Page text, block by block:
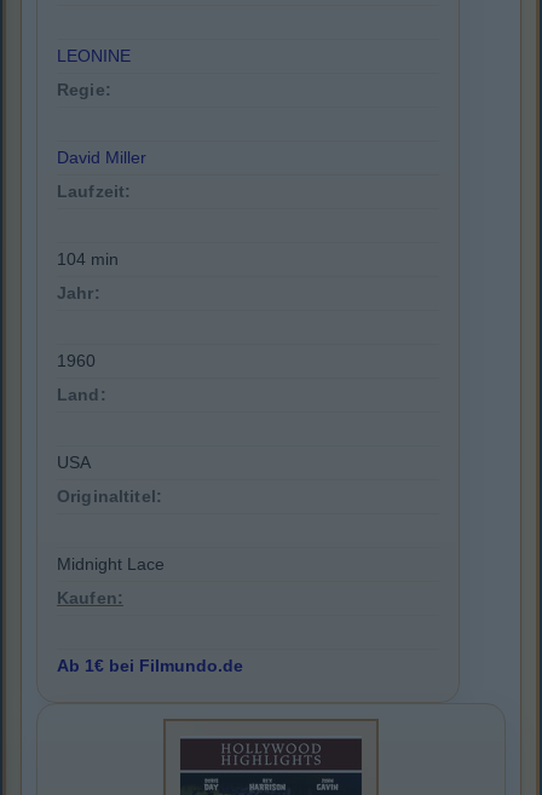
LEONINE
Regie:
David Miller
Laufzeit:
104 min
Jahr:
1960
Land:
USA
Originaltitel:
Midnight Lace
Kaufen:
Ab 1€ bei Filmundo.de